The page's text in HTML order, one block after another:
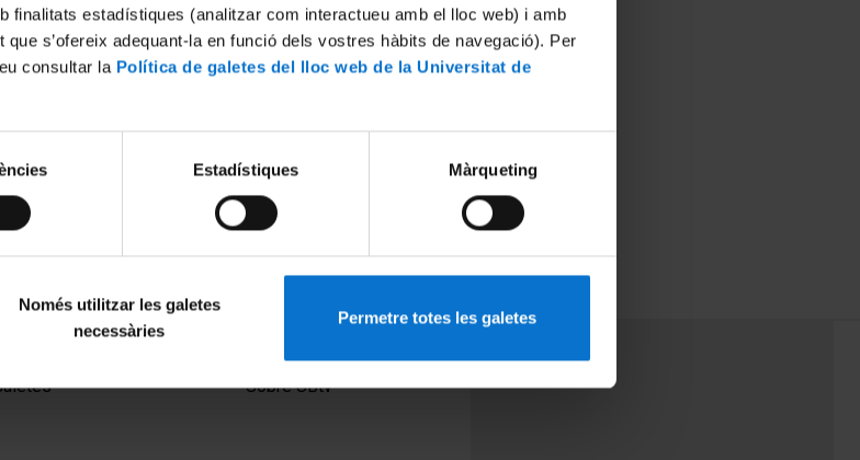
finalitats estadístiques (analitzar com interactueu amb el lloc web) i amb
s’ofereix adequant-la en funció dels vostres hàbits de navegació). Per
consultar la Política de galetes del lloc web de la Universitat de
Estadístiques Màrqueting
Només utilitzar les galetes
necessàries
Permetre totes les galetes
de l'oci per
Sobre UBtv